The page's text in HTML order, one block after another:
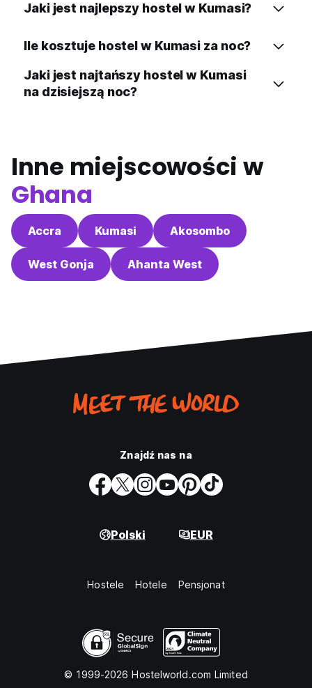
Jaki jest najlepszy hostel w Kumasi?
Ile kosztuje hostel w Kumasi za noc?
Jaki jest najtańszy hostel w Kumasi
na dzisiejszą noc?
Inne miejscowości w
Ghana
Accra Kumasi Akosombo
West Gonja Ahanta West
Znajdź nas na
Polski EUR
Hostele Hotele Pensjonat
© 1999-2026 Hostelworld.com Limited